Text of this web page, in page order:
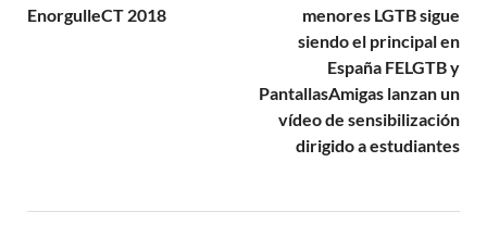
EnorgulleCT 2018
menores LGTB sigue
siendo el principal en
España FELGTB y
PantallasAmigas lanzan un
vídeo de sensibilización
dirigido a estudiantes